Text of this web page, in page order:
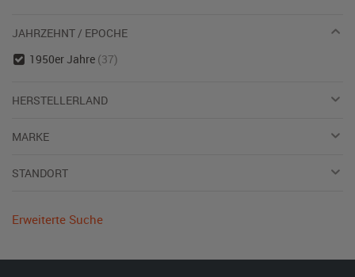
JAHRZEHNT / EPOCHE
1950er Jahre (37)
HERSTELLERLAND
MARKE
STANDORT
Erweiterte Suche